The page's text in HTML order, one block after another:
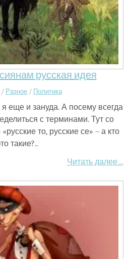
русская идея
/ Разное / Политика
я еще и зануда. А посему всегда
с терминами. Тут со
то, русские се» – а кто
такие?..
Читать далее…